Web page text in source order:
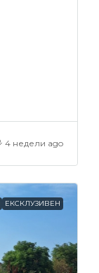
4 недели ago
ЕКСКЛУЗИВЕН